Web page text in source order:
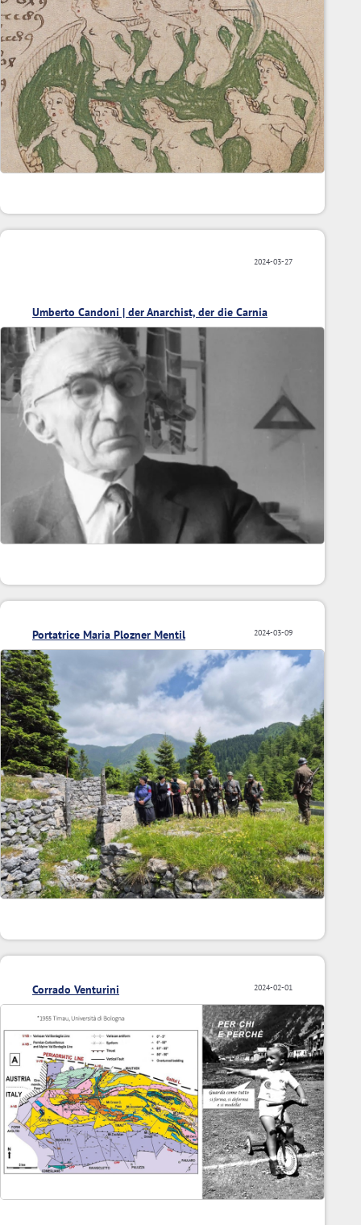
2024-03-27
Umberto Candoni | der Anarchist, der die Carnia
fotografierte
2024-03-09
Portatrice Maria Plozner Mentil
2024-02-01
Corrado Venturini